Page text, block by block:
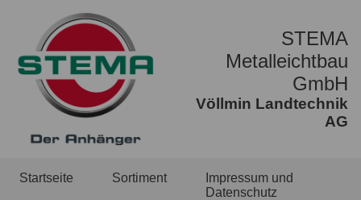
STEMA
Metalleichtbau
GmbH
Völlmin Landtechnik
AG
Startseite Sortiment
Impressum und
Datenschutz